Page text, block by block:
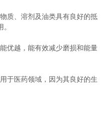
质、溶剂及油类具有良好的抵
优越，能有效减少磨损和能量
于医药领域，因为其良好的生